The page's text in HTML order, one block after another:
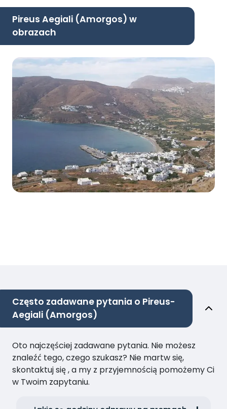
Pireus Aegiali (Amorgos) w
obrazach
Często zadawane pytania o Pireus-
Aegiali (Amorgos)
Oto najczęściej zadawane pytania. Nie możesz
znaleźć tego, czego szukasz? Nie martw się,
skontaktuj się , a my z przyjemnością pomożemy Ci
w Twoim zapytaniu.